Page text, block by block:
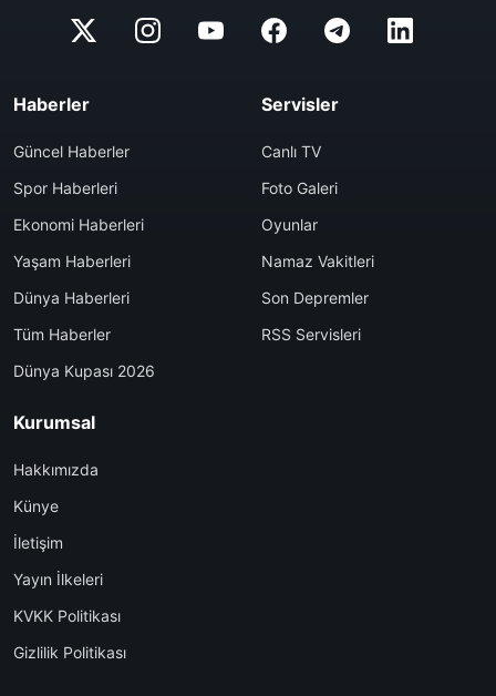
Haberler
Güncel Haberler
Spor Haberleri
Ekonomi Haberleri
Yaşam Haberleri
Dünya Haberleri
Tüm Haberler
Dünya Kupası 2026
Servisler
Canlı TV
Foto Galeri
Oyunlar
Namaz Vakitleri
Son Depremler
RSS Servisleri
Kurumsal
Hakkımızda
Künye
İletişim
Yayın İlkeleri
KVKK Politikası
Gizlilik Politikası